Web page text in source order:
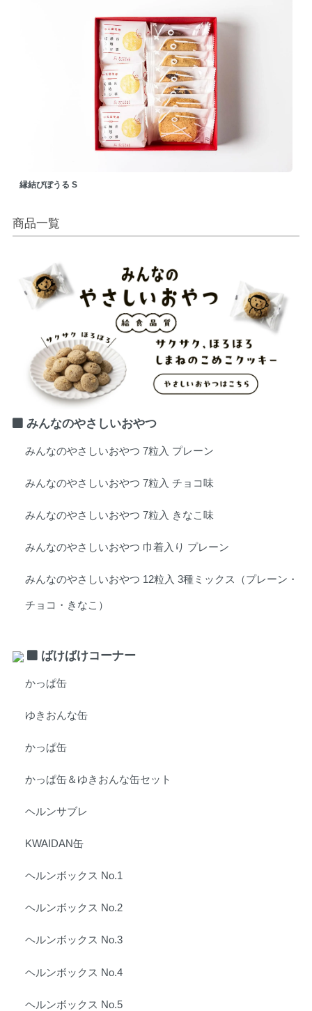
商品一覧
みんなのやさしいおやつ
みんなのやさしいおやつ 7粒入 プレーン
みんなのやさしいおやつ 7粒入 チョコ味
みんなのやさしいおやつ 7粒入 きなこ味
みんなのやさしいおやつ 巾着入り プレーン
みんなのやさしいおやつ 12粒入 3種ミックス（プレーン・
チョコ・きなこ）
ばけばけコーナー
かっぱ缶
ゆきおんな缶
かっぱ缶
かっぱ缶＆ゆきおんな缶セット
ヘルンサブレ
KWAIDAN缶
ヘルンボックス No.1
ヘルンボックス No.2
ヘルンボックス No.3
ヘルンボックス No.4
ヘルンボックス No.5
縁結びぼうる S